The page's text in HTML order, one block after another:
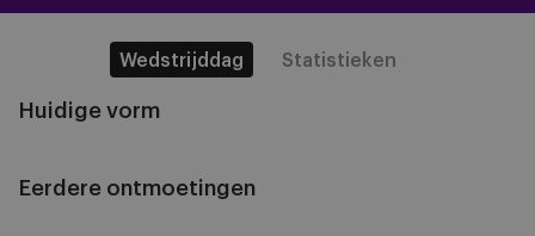
Wedstrijddag Statistieken
Huidige vorm
Eerdere ontmoetingen